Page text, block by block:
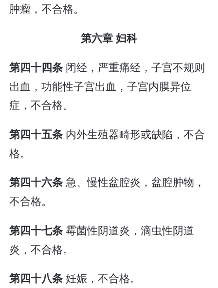
肿瘤，不合格。
第六章 妇科
第四十四条 闭经，严重痛经，子宫不规则
出血，功能性子宫出血，子宫内膜异位
症，不合格。
第四十五条 内外生殖器畸形或缺陷，不合
格。
第四十六条急、慢性盆腔炎，盆腔肿物，
不合格。
第四十七条霉菌性阴道炎，滴虫性阴道
炎，不合格。
第四十八条妊娠，不合格。